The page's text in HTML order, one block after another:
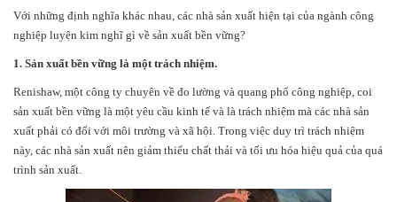
Với những định nghĩa khác nhau, các nhà sản xuất hiện tại của ngành công
nghiệp luyện kim nghĩ gì về sản xuất bền vững?
1. Sản xuất bền vững là một trách nhiệm.
Renishaw, một công ty chuyên về đo lường và quang phổ công nghiệp, coi
sản xuất bền vững là một yêu cầu kinh tế và là trách nhiệm mà các nhà sản
xuất phải có đối với môi trường và xã hội. Trong việc duy trì trách nhiệm
này, các nhà sản xuất nên giảm thiểu chất thải và tối ưu hóa hiệu quả của quá
trình sản xuất.